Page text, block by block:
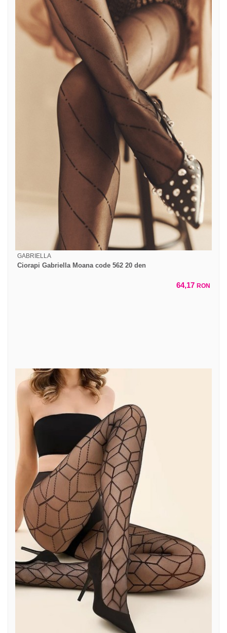
GABRIELLA
Ciorapi Gabriella Moana code 562 20 den
64,17 RON